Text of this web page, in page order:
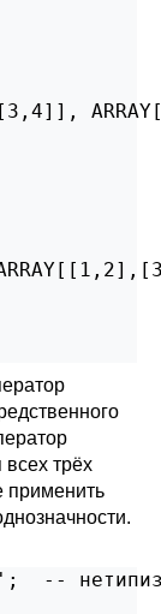
трёх
применить